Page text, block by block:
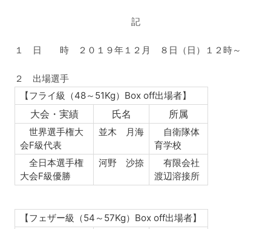
記
１ 日 時 ２０１９年１２月 ８日（日）１２時～
２ 出場選手
【フライ級（48～51Kg）Box off出場者】
大会・実績 氏名 所属
世界選手権大
会F級代表
並木 月海
自衛隊体
育学校
全日本選手権
大会F級優勝
河野 沙捺
有限会社
渡辺溶接所
【フェザー級（54～57Kg）Box off出場者】